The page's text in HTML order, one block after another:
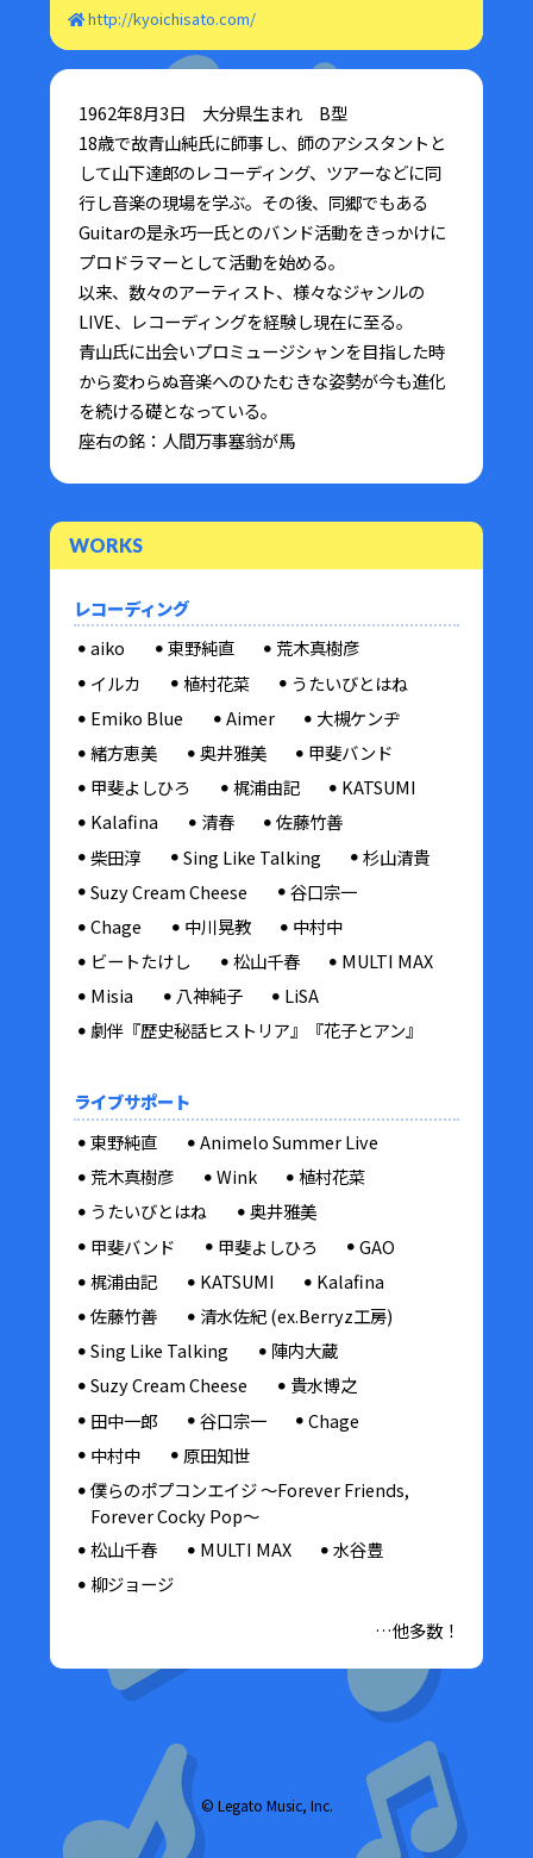
http://kyoichisato.com/
1962年8月3日 大分県生まれ B型
18歳で故青山純氏に師事し、師のアシスタントと
して山下達郎のレコーディング、ツアーなどに同
行し音楽の現場を学ぶ。その後、同郷でもある
Guitarの是永巧一氏とのバンド活動をきっかけに
プロドラマーとして活動を始める。
以来、数々のアーティスト、様々なジャンルの
LIVE、レコーディングを経験し現在に至る。
青山氏に出会いプロミュージシャンを目指した時
から変わらぬ音楽へのひたむきな姿勢が今も進化
を続ける礎となっている。
座右の銘：人間万事塞翁が馬
WORKS
レコーディング
aiko
東野純直
荒木真樹彦
イルカ
植村花菜
うたいびとはね
Emiko Blue
Aimer
大槻ケンヂ
緒方恵美
奥井雅美
甲斐バンド
甲斐よしひろ
梶浦由記
KATSUMI
Kalafina
清春
佐藤竹善
柴田淳
Sing Like Talking
杉山清貴
Suzy Cream Cheese
谷口宗一
Chage
中川晃教
中村中
ビートたけし
松山千春
MULTI MAX
Misia
八神純子
LiSA
劇伴『歴史秘話ヒストリア』『花子とアン』
ライブサポート
東野純直
Animelo Summer Live
荒木真樹彦
Wink
植村花菜
うたいびとはね
奥井雅美
甲斐バンド
甲斐よしひろ
GAO
梶浦由記
KATSUMI
Kalafina
佐藤竹善
清水佐紀 (ex.Berryz工房)
Sing Like Talking
陣内大蔵
Suzy Cream Cheese
貴水博之
田中一郎
谷口宗一
Chage
中村中
原田知世
僕らのポプコンエイジ 〜Forever Friends,
Forever Cocky Pop〜
松山千春
MULTI MAX
水谷豊
柳ジョージ
…他多数！
© Legato Music, Inc.